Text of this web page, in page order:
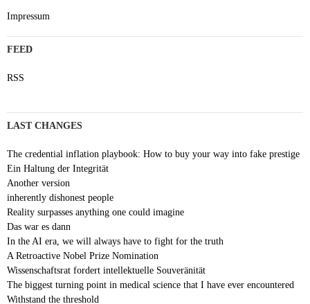
Impressum
FEED
RSS
LAST CHANGES
The credential inflation playbook: How to buy your way into fake prestige
Ein Haltung der Integrität
Another version
inherently dishonest people
Reality surpasses anything one could imagine
Das war es dann
In the AI era, we will always have to fight for the truth
A Retroactive Nobel Prize Nomination
Wissenschaftsrat fordert intellektuelle Souveränität
The biggest turning point in medical science that I have ever encountered
Withstand the threshold